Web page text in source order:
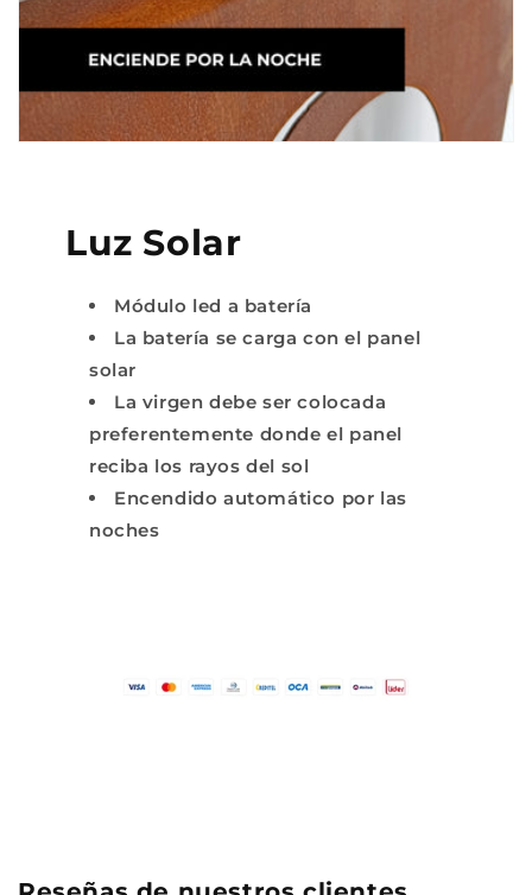
Luz Solar
Módulo led a batería
La batería se carga con el panel
solar
La virgen debe ser colocada
preferentemente donde el panel
reciba los rayos del sol
Encendido automático por las
noches